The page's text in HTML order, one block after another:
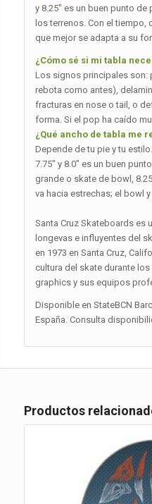
y 8.25″ es un buen punto
los terrenos. Con el tiempo,
que mejor se adapta a su
¿Cómo sé si mi tabla
Los signos principales son:
rebota como antes),
fracturas en nose o tail, o
forma. Si el pop ha caído
¿Qué ancho de tabla me
Depende de tu pie y tu
7.75″ y 8.0″ es un buen
grande o skate de bowl,
va hacia estrechas; el bowl
Santa Cruz Skateboards es
longevas e influyentes del
en 1973 en Santa Cruz,
cultura del skate durante
graphics y sus equipos
Disponible en StateBCN
España. Consulta
Productos